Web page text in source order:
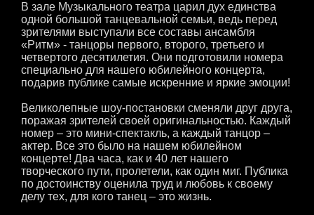
В зале Музыкального театра царил дух единства
одной большой танцевальной семьи, ведь перед
зрителями выступали все составы ансамбля
«Ритм» - танцоры первого, второго, третьего и
четвертого десятилетия. Они подготовили номера
специально для нашего юбилейного концерта,
подарив публике самые искренние и яркие эмоции!
Великолепные шоу-постановки сменяли друг друга,
поражая зрителей своей оригинальностью. Каждый
номер – это мини-спектакль, а каждый танцор –
актер. Все это было на нашем юбилейном
концерте! Два часа, как и 40 лет нашего
творческого пути, пролетели, как один миг. Публика
по достоинству оценила труд и любовь к своему
делу тех, для кого танец – это жизнь.